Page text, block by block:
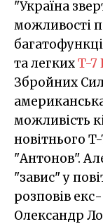
"Україна
можливості
та легкихT-7
Збройних
можливість
новітнього
"Антонов".
"завис" у
розповів
Олександр